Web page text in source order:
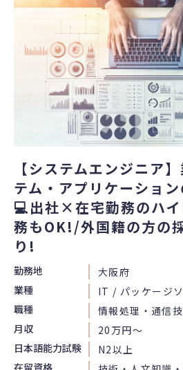
【システムエンジニア
テム・アプリケーショ
💻出社×在宅勤務のハ
務もOK!/外国籍の方の
り!
勤務地
大阪府
業種
IT / パッケージ
職種
情報処理・通信
月収
20万円〜
日本語能力試験
N2以上
在留資格